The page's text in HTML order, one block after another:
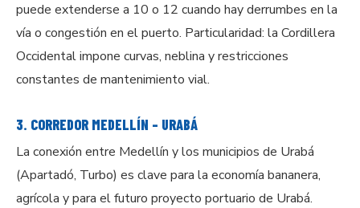
puede extenderse a 10 o 12 cuando hay derrumbes en la
vía o congestión en el puerto. Particularidad: la Cordillera
Occidental impone curvas, neblina y restricciones
constantes de mantenimiento vial.
3. CORREDOR MEDELLÍN – URABÁ
La conexión entre Medellín y los municipios de Urabá
(Apartadó, Turbo) es clave para la economía bananera,
agrícola y para el futuro proyecto portuario de Urabá.